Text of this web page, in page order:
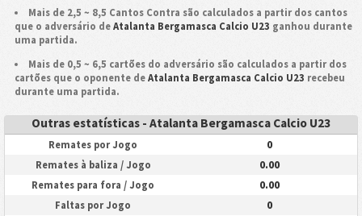
Mais de 2,5 ~ 8,5 Cantos Contra são calculados a partir dos cantos
que o adversário de Atalanta Bergamasca Calcio U23 ganhou durante
uma partida.
Mais de 0,5 ~ 6,5 cartões do adversário são calculados a partir dos
cartões que o oponente de Atalanta Bergamasca Calcio U23 recebeu
durante uma partida.
Outras estatísticas - Atalanta Bergamasca Calcio U23
Remates por Jogo 0
Remates à baliza / Jogo 0.00
Remates para fora / Jogo 0.00
Faltas por Jogo 0